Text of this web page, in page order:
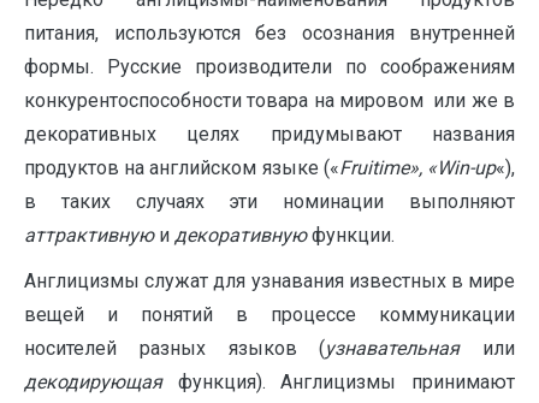
питания, используются без осознания внутренней
формы. Русские производители по соображениям
конкурентоспособности товара на мировом или же в
декоративных целях придумывают названия
продуктов на английском языке («Fruitime», «Win-up«),
в таких случаях эти номинации выполняют
аттрактивнуюи декоративнуюфункции.
Англицизмы служат для узнавания известных в мире
вещей и понятий в процессе коммуникации
носителей разных языков (узнавательнаяили
декодирующаяфункция). Англицизмы принимают